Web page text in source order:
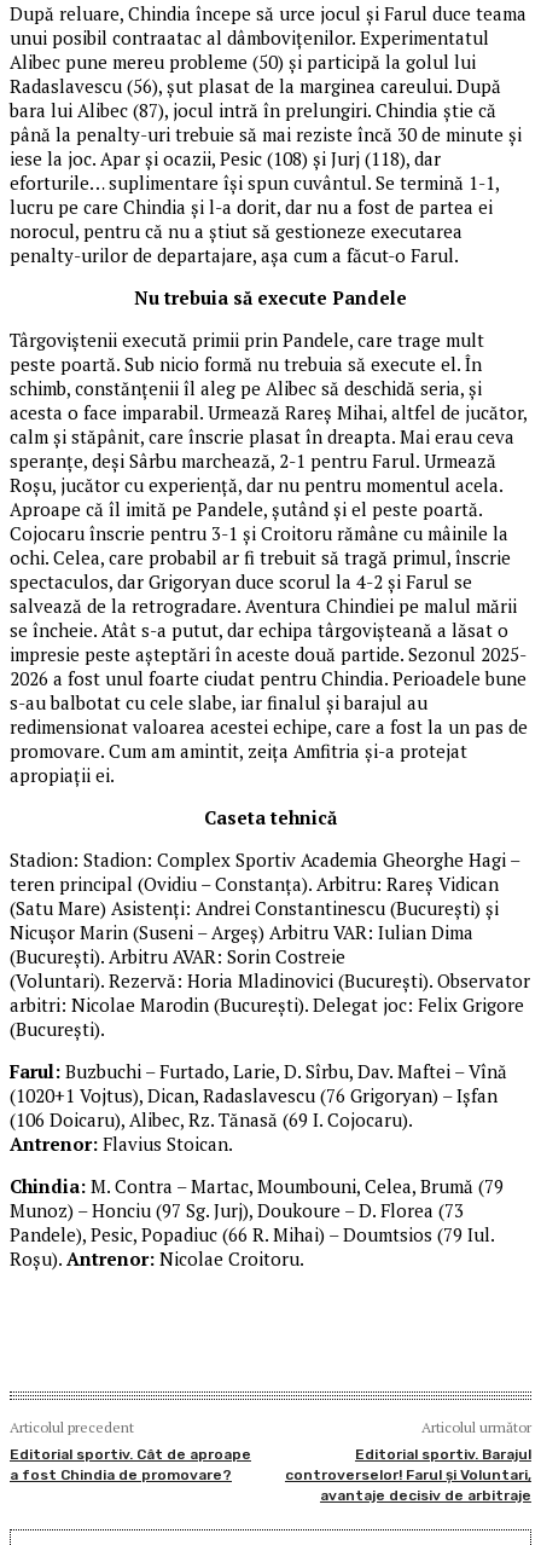
După reluare, Chindia începe să urce jocul și Farul duce teama
unui posibil contraatac al dâmbovițenilor. Experimentatul
Alibec pune mereu probleme (50) și participă la golul lui
Radaslavescu (56), șut plasat de la marginea careului. După
bara lui Alibec (87), jocul intră în prelungiri. Chindia știe că
până la penalty-uri trebuie să mai reziste încă 30 de minute și
iese la joc. Apar și ocazii, Pesic (108) și Jurj (118), dar
eforturile… suplimentare își spun cuvântul. Se termină 1-1,
lucru pe care Chindia și l-a dorit, dar nu a fost de partea ei
norocul, pentru că nu a știut să gestioneze executarea
penalty-urilor de departajare, așa cum a făcut-o Farul.
Nu trebuia să execute Pandele
Târgoviștenii execută primii prin Pandele, care trage mult
peste poartă. Sub nicio formă nu trebuia să execute el. În
schimb, constănțenii îl aleg pe Alibec să deschidă seria, și
acesta o face imparabil. Urmează Rareș Mihai, altfel de jucător,
calm și stăpânit, care înscrie plasat în dreapta. Mai erau ceva
speranțe, deși Sârbu marchează, 2-1 pentru Farul. Urmează
Roșu, jucător cu experiență, dar nu pentru momentul acela.
Aproape că îl imită pe Pandele, șutând și el peste poartă.
Cojocaru înscrie pentru 3-1 și Croitoru rămâne cu mâinile la
ochi. Celea, care probabil ar fi trebuit să tragă primul, înscrie
spectaculos, dar Grigoryan duce scorul la 4-2 și Farul se
salvează de la retrogradare. Aventura Chindiei pe malul mării
se încheie. Atât s-a putut, dar echipa târgovișteană a lăsat o
impresie peste așteptări în aceste două partide. Sezonul 2025-
2026 a fost unul foarte ciudat pentru Chindia. Perioadele bune
s-au balbotat cu cele slabe, iar finalul și barajul au
redimensionat valoarea acestei echipe, care a fost la un pas de
promovare. Cum am amintit, zeița Amfitria și-a protejat
apropiații ei.
Caseta tehnică
Stadion: Stadion: Complex Sportiv Academia Gheorghe Hagi –
teren principal (Ovidiu – Constanţa). Arbitru: Rareș Vidican
(Satu Mare) Asistenți: Andrei Constantinescu (Bucureşti) și
Nicușor Marin (Suseni – Argeş) Arbitru VAR: Iulian Dima
(Bucureşti). Arbitru AVAR: Sorin Costreie
(Voluntari). Rezervă: Horia Mladinovici (Bucureşti). Observator
arbitri: Nicolae Marodin (Bucureşti). Delegat joc: Felix Grigore
(Bucureşti).
Farul: Buzbuchi – Furtado, Larie, D. Sîrbu, Dav. Maftei – Vînă
(1020+1 Vojtus), Dican, Radaslavescu (76 Grigoryan) – Işfan
(106 Doicaru), Alibec, Rz. Tănasă (69 I. Cojocaru).
Antrenor: Flavius Stoican.
Chindia: M. Contra – Martac, Moumbouni, Celea, Brumă (79
Munoz) – Honciu (97 Sg. Jurj), Doukoure – D. Florea (73
Pandele), Pesic, Popadiuc (66 R. Mihai) – Doumtsios (79 Iul.
Roşu). Antrenor: Nicolae Croitoru.
Articolul precedent
Editorial sportiv. Cât de aproape
a fost Chindia de promovare?
Articolul următor
Editorial sportiv. Barajul
controverselor! Farul și Voluntari,
avantaje decisiv de arbitraje